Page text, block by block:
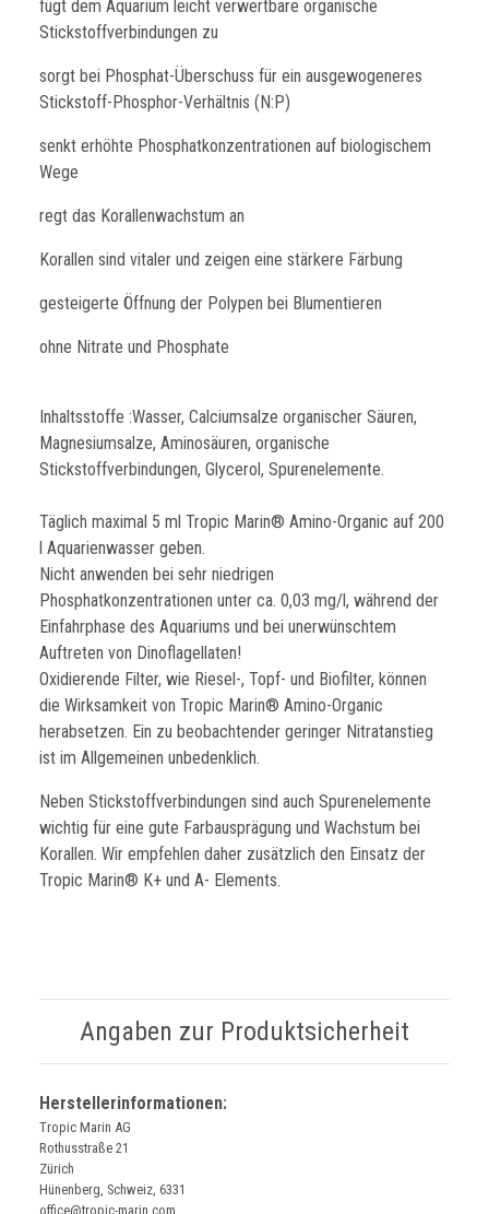
fügt dem Aquarium leicht verwertbare organische
Stickstoffverbindungen zu
sorgt bei Phosphat-Überschuss für ein ausgewogeneres
Stickstoff-Phosphor-Verhältnis (N:P)
senkt erhöhte Phosphatkonzentrationen auf biologischem
Wege
regt das Korallenwachstum an
Korallen sind vitaler und zeigen eine stärkere Färbung
gesteigerte Öffnung der Polypen bei Blumentieren
ohne Nitrate und Phosphate
Inhaltsstoffe :Wasser, Calciumsalze organischer Säuren,
Magnesiumsalze, Aminosäuren, organische
Stickstoffverbindungen, Glycerol, Spurenelemente.
Täglich maximal 5 ml Tropic Marin® Amino-Organic auf 200
l Aquarienwasser geben.
Nicht anwenden bei sehr niedrigen
Phosphatkonzentrationen unter ca. 0,03 mg/l, während der
Einfahrphase des Aquariums und bei unerwünschtem
Auftreten von Dinoflagellaten!
Oxidierende Filter, wie Riesel-, Topf- und Biofilter, können
die Wirksamkeit von Tropic Marin® Amino-Organic
herabsetzen. Ein zu beobachtender geringer Nitratanstieg
ist im Allgemeinen unbedenklich.
Neben Stickstoffverbindungen sind auch Spurenelemente
wichtig für eine gute Farbausprägung und Wachstum bei
Korallen. Wir empfehlen daher zusätzlich den Einsatz der
Tropic Marin® K+ und A- Elements.
Angaben zur Produktsicherheit
Herstellerinformationen:
Tropic Marin AG
Rothusstraße 21
Zürich
Hünenberg, Schweiz, 6331
office@tropic-marin.com